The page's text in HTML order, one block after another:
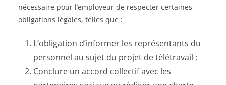
nécessaire pour l’employeur de respecter certaines
obligations légales, telles que :
L’obligation d’informer les représentants du
personnel au sujet du projet de télétravail ;
Conclure un accord collectif avec les